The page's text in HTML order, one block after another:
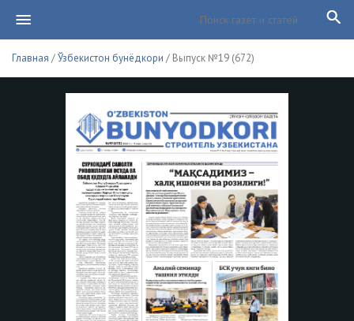
Главная /Ўзбекистон бунёдкори / Выпуск №19 (672)